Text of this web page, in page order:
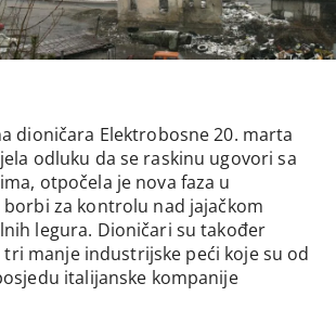
dioničara Elektrobosne 20. marta
odluku da se raskinu ugovori sa
otpočela je nova faza u
za kontrolu nad jajačkom
legura. Dioničari su također
manje industrijske peći koje su od
italijanske kompanije